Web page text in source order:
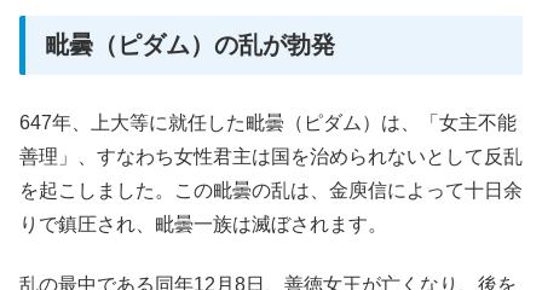
毗曇（ピダム）の乱が勃発
647年、上大等に就任した毗曇（ピダム）は、「女主不能
善理」、すなわち女性君主は国を治められないとして反乱
を起こしました。この毗曇の乱は、金庾信によって十日余
りで鎮圧され、毗曇一族は滅ぼされます。
乱の最中である同年12月8日、善徳女王が亡くなり、後を